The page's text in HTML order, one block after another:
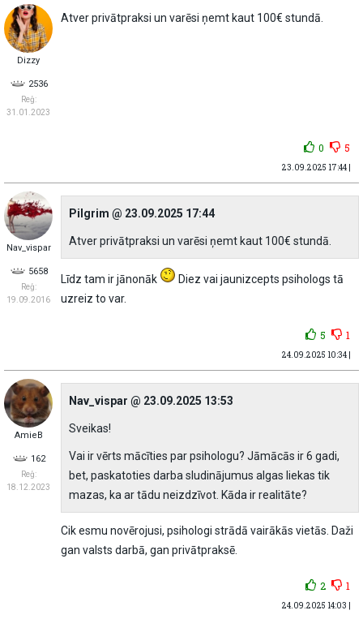
Dizzy
2536
Reģ:
31.01.2023
Atver privātpraksi un varēsi ņemt kaut 100€ stundā.
0 5
23.09.2025 17:44 |
Nav_vispar
5658
Reģ:
19.09.2016
Pilgrim @ 23.09.2025 17:44
Atver privātpraksi un varēsi ņemt kaut 100€ stundā.
Līdz tam ir jānonāk
Diez vai jaunizcepts psihologs tā
uzreiz to var.
5 1
24.09.2025 10:34 |
AmieB
162
Reģ:
18.12.2023
Nav_vispar @ 23.09.2025 13:53
Sveikas!
Vai ir vērts mācīties par psihologu? Jāmācās ir 6 gadi,
bet, paskatoties darba sludinājumus algas liekas tik
mazas, ka ar tādu neizdzīvot. Kāda ir realitāte?
Cik esmu novērojusi, psihologi strādā vairākās vietās. Daži
gan valsts darbā, gan privātpraksē.
2 1
24.09.2025 14:03 |